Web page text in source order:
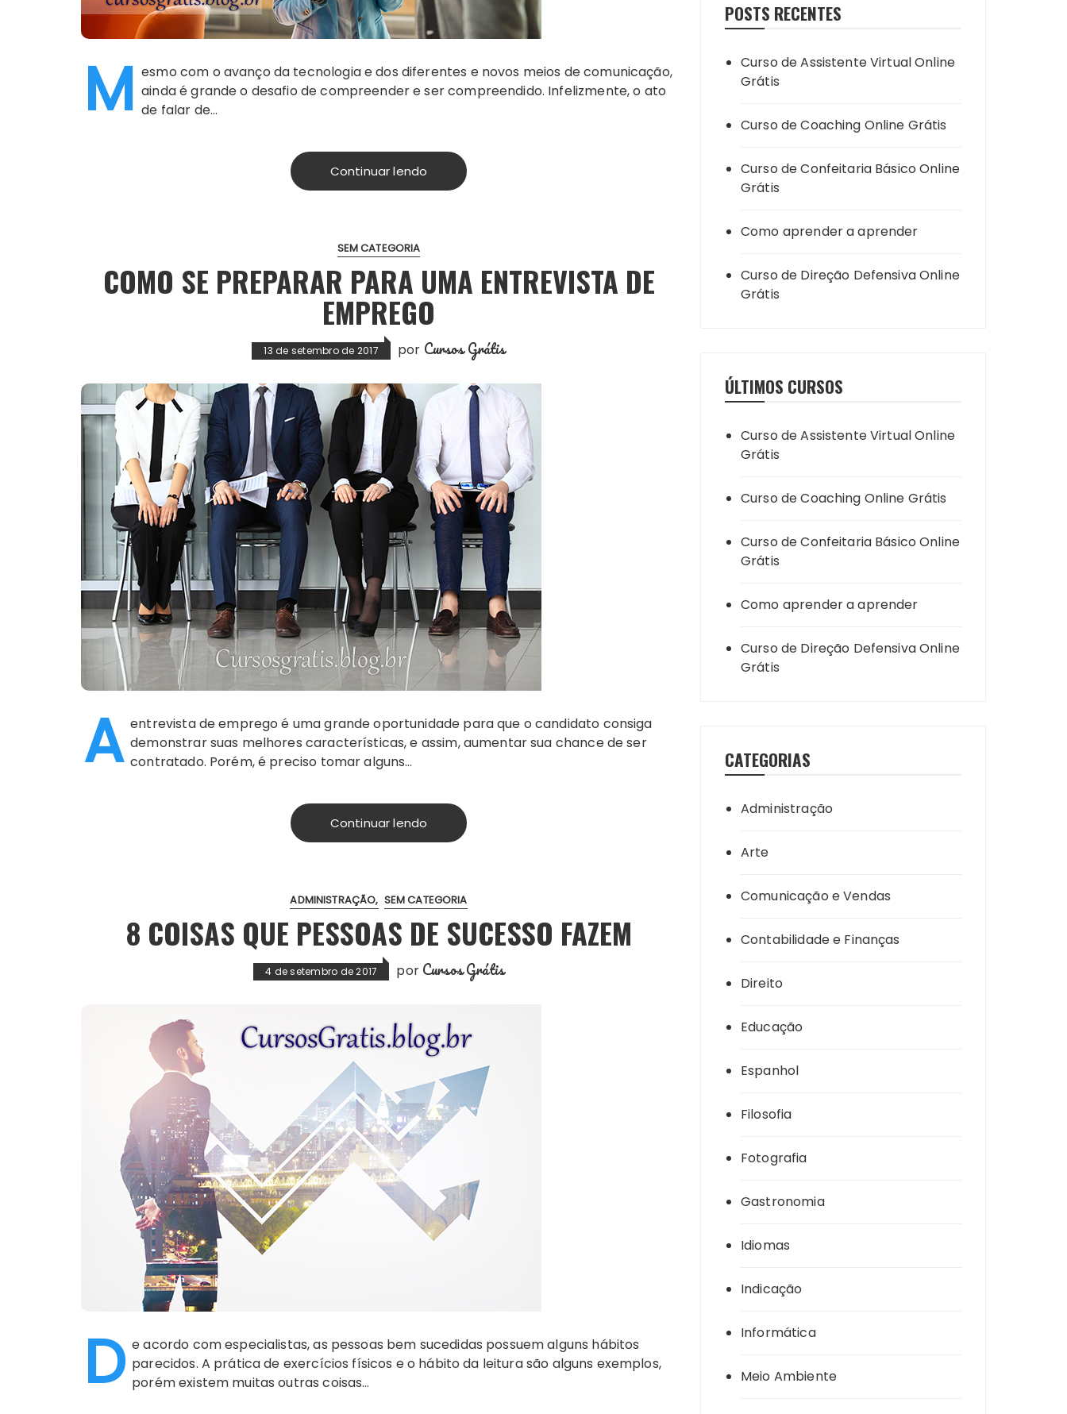
M esmo com o avanço da tecnologia e dos diferentes e novos meios de comunicação,
ainda é grande o desafio de compreender e ser compreendido. Infelizmente, o ato
de falar de…
Continuar lendo
SEM CATEGORIA
COMO SE PREPARAR PARA UMA ENTREVISTA DE
EMPREGO
13 de setembro de 2017 por Cursos Grátis
A entrevista de emprego é uma grande oportunidade para que o candidato consiga
demonstrar suas melhores características, e assim, aumentar sua chance de ser
contratado. Porém, é preciso tomar alguns…
Continuar lendo
ADMINISTRAÇÃO SEM CATEGORIA
8 COISAS QUE PESSOAS DE SUCESSO FAZEM
4 de setembro de 2017 por Cursos Grátis
D e acordo com especialistas, as pessoas bem sucedidas possuem alguns hábitos
parecidos. A prática de exercícios físicos e o hábito da leitura são alguns exemplos,
porém existem muitas outras coisas…
POSTS RECENTES
Curso de Assistente Virtual Online
Grátis
Curso de Coaching Online Grátis
Curso de Confeitaria Básico Online
Grátis
Como aprender a aprender
Curso de Direção Defensiva Online
Grátis
ÚLTIMOS CURSOS
Curso de Assistente Virtual Online
Grátis
Curso de Coaching Online Grátis
Curso de Confeitaria Básico Online
Grátis
Como aprender a aprender
Curso de Direção Defensiva Online
Grátis
CATEGORIAS
Administração
Arte
Comunicação e Vendas
Contabilidade e Finanças
Direito
Educação
Espanhol
Filosofia
Fotografia
Gastronomia
Idiomas
Indicação
Informática
Meio Ambiente